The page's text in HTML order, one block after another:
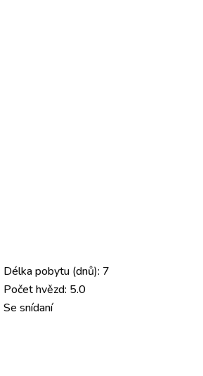
Délka pobytu (dnů): 7
Počet hvězd: 5.0
Se snídaní